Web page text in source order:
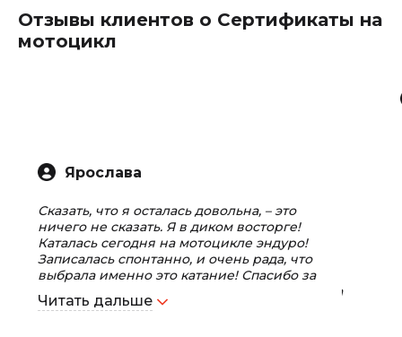
Отзывы клиентов о Сертификаты на
мотоцикл
Ярослава
Сказать, что я осталась довольна, – это
ничего не сказать. Я в диком восторге!
Каталась сегодня на мотоцикле эндуро!
Записалась спонтанно, и очень рада, что
выбрала именно это катание! Спасибо за
организацию экстремального отдыха! Все на
высшем уровне!
Читать дальше